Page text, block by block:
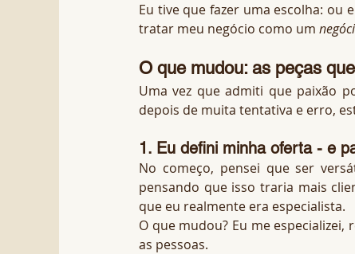
Eu tive que fazer uma escolha:
tratar meu negócio como um
O que mudou: as peças
Uma vez que admiti que paixão
depois de muita tentativa e erro,
1. Eu defini minha oferta - e
No começo, pensei que ser
pensando que isso traria mais
que eu realmente era especialista.
O que mudou? Eu me
as pessoas.